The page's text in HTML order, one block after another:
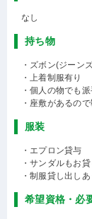
なし
持ち物
・ズボン(ジーン
・上着制服有り
・個人の物でも
・座敷があるの
服装
・エプロン貸与
・サンダルもお
・制服貸し出しあ
希望資格・必